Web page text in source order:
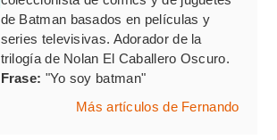
de Batman basados en películas y
series televisivas. Adorador de la
trilogía de Nolan El Caballero Oscuro.
Frase: "Yo soy batman"
Más artículos de Fernando